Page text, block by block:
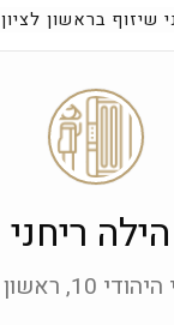
שיזוף בראשון לציון
הילה ריחני
ראשון לציון